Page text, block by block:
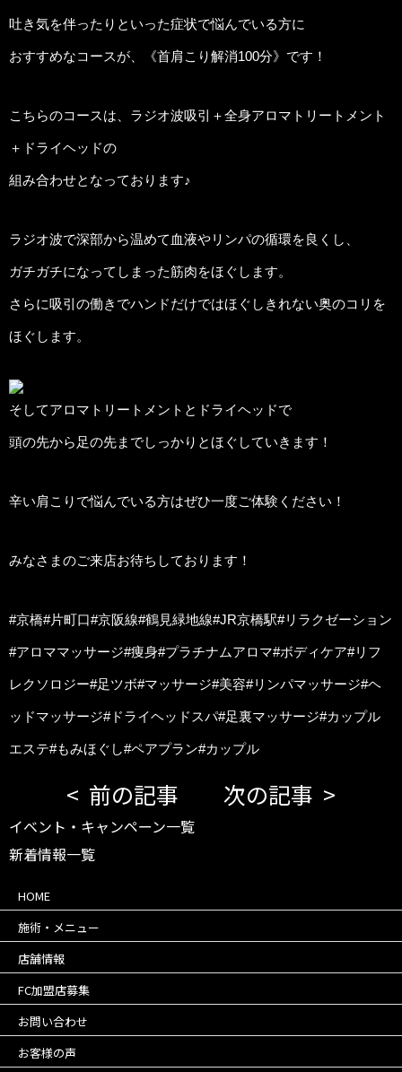
吐き気を伴ったりといった症状で悩んでいる方に
おすすめなコースが、《首肩こり解消100分》です！
こちらのコースは、ラジオ波吸引＋全身アロマトリートメント
＋ドライヘッドの
組み合わせとなっております♪
ラジオ波で深部から温めて血液やリンパの循環を良くし、
ガチガチになってしまった筋肉をほぐします。
さらに吸引の働きでハンドだけではほぐしきれない奥のコリを
ほぐします。
そしてアロマトリートメントとドライヘッドで
頭の先から足の先までしっかりとほぐしていきます！
辛い肩こりで悩んでいる方はぜひ一度ご体験ください！
みなさまのご来店お待ちしております！
#京橋#片町口#京阪線#鶴見緑地線#JR京橋駅#リラクゼーション
#アロママッサージ#痩身#プラチナムアロマ#ボディケア#リフ
レクソロジー#足ツボ#マッサージ#美容#リンパマッサージ#ヘ
ッドマッサージ#ドライヘッドスパ#足裏マッサージ#カップル
エステ#もみほぐし#ペアプラン#カップル
前の記事 次の記事
イベント・キャンペーン一覧
新着情報一覧
HOME
施術・メニュー
店舗情報
FC加盟店募集
お問い合わせ
お客様の声